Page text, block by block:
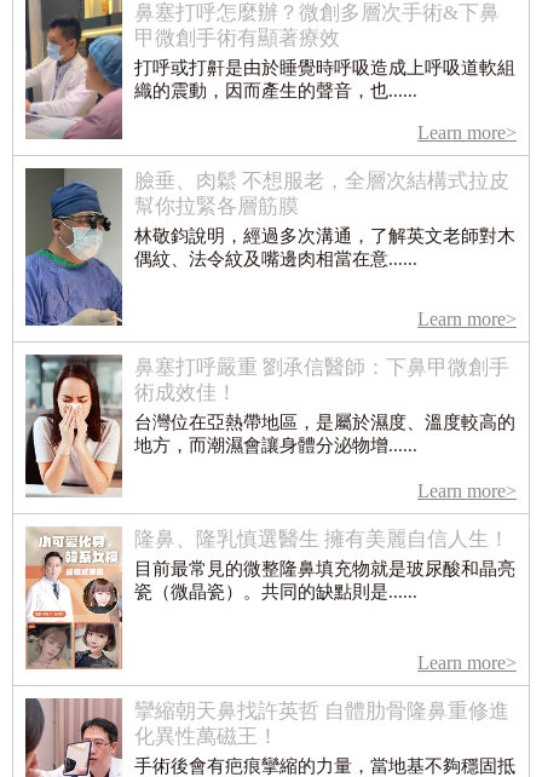
鼻塞打呼怎麼辦？微創多層次手術&下鼻
甲微創手術有顯著療效
打呼或打鼾是由於睡覺時呼吸造成上呼吸道軟組
織的震動，因而產生的聲音，也......
Learn more>
臉垂、肉鬆 不想服老，全層次結構式拉皮
幫你拉緊各層筋膜
林敬鈞說明，經過多次溝通，了解英文老師對木
偶紋、法令紋及嘴邊肉相當在意......
Learn more>
鼻塞打呼嚴重 劉承信醫師：下鼻甲微創手
術成效佳！
台灣位在亞熱帶地區，是屬於濕度、溫度較高的
地方，而潮濕會讓身體分泌物增......
Learn more>
隆鼻、隆乳慎選醫生 擁有美麗自信人生！
目前最常見的微整隆鼻填充物就是玻尿酸和晶亮
瓷（微晶瓷）。共同的缺點則是......
Learn more>
攣縮朝天鼻找許英哲 自體肋骨隆鼻重修進
化異性萬磁王！
手術後會有疤痕攣縮的力量，當地基不夠穩固抵